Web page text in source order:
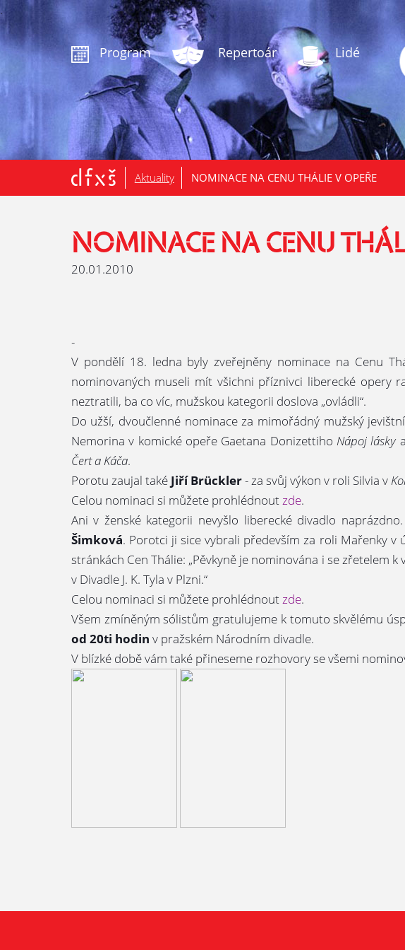
Program Repertoár Lidé
.
Aktuality NOMINACE NA CENU THÁLIE V OPEŘE
NOMINACE NA CENU
20.01.2010
-
V pondělí 18. ledna byly zveřejněny nominace na Cenu
nominovaných museli mít všichni příznivci liberecké opery
neztratili, ba co víc, mužskou kategorii doslova „ovládli“.
Do užší, dvoučlenné nominace za mimořádný mužský
Nemorina v komické opeře Gaetana Donizettiho Nápoj láskya
Čert a Káča.
Porotu zaujal také Jiří Brückler- za svůj výkon v roli Silvia v
Celou nominaci si můžete prohlédnoutzde.
Ani v ženské kategorii nevyšlo liberecké divadlo
Šimková. Porotci ji sice vybrali především za roli Mařenky v
stránkách Cen Thálie: „Pěvkyně je nominována i se zřetelem
v Divadle J. K. Tyla v Plzni.“
Celou nominaci si můžete prohlédnoutzde.
Všem zmíněným sólistům gratulujeme k tomuto skvělému
od 20ti hodin v pražském Národním divadle.
V blízké době vám také přineseme rozhovory se všemi